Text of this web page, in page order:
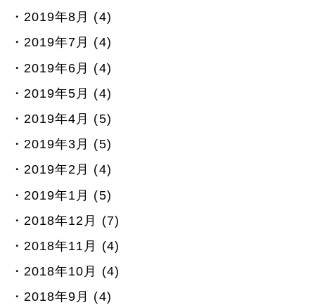
2019年8月 (4)
2019年7月 (4)
2019年6月 (4)
2019年5月 (4)
2019年4月 (5)
2019年3月 (5)
2019年2月 (4)
2019年1月 (5)
2018年12月 (7)
2018年11月 (4)
2018年10月 (4)
2018年9月 (4)